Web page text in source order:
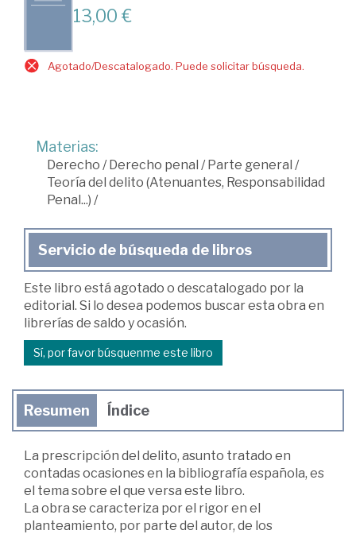
13,00 €
Agotado/Descatalogado. Puede solicitar búsqueda.
Materias:
Derecho /Derecho penal /Parte general /
Teoría del delito (Atenuantes, Responsabilidad
Penal...) /
Servicio de búsqueda de libros
Este libro está agotado o descatalogado por la
editorial. Si lo desea podemos buscar esta obra en
librerías de saldo y ocasión.
Sí, por favor búsquenme este libro
Resumen Índice
La prescripción del delito, asunto tratado en
contadas ocasiones en la bibliografía española, es
el tema sobre el que versa este libro.
La obra se caracteriza por el rigor en el
planteamiento, por parte del autor, de los